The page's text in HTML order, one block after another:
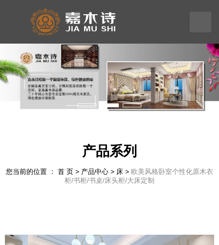
575
58
产品系列
您当前的位置 ： 首 页 > 产品中心 > 床 > 欧美风格卧室个性化原木衣
柜/书柜/书桌/床头柜/大床定制